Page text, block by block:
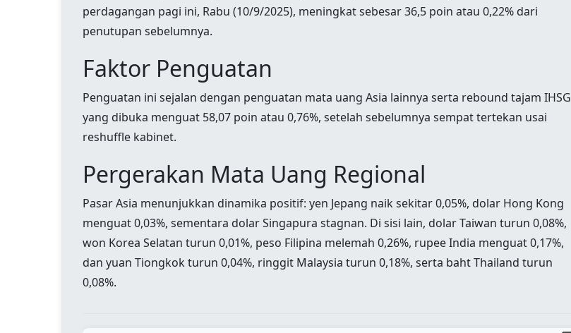
perdagangan pagi ini, Rabu (10/9/2025), meningkat sebesar 36,5 poin atau 0,22% dari
penutupan sebelumnya.
Faktor Penguatan
Penguatan ini sejalan dengan penguatan mata uang Asia lainnya serta rebound tajam IHSG
yang dibuka menguat 58,07 poin atau 0,76%, setelah sebelumnya sempat tertekan usai
reshuffle kabinet.
Pergerakan Mata Uang Regional
Pasar Asia menunjukkan dinamika positif: yen Jepang naik sekitar 0,05%, dolar Hong Kong
menguat 0,03%, sementara dolar Singapura stagnan. Di sisi lain, dolar Taiwan turun 0,08%,
won Korea Selatan turun 0,01%, peso Filipina melemah 0,26%, rupee India menguat 0,17%,
dan yuan Tiongkok turun 0,04%, ringgit Malaysia turun 0,18%, serta baht Thailand turun
0,08%.